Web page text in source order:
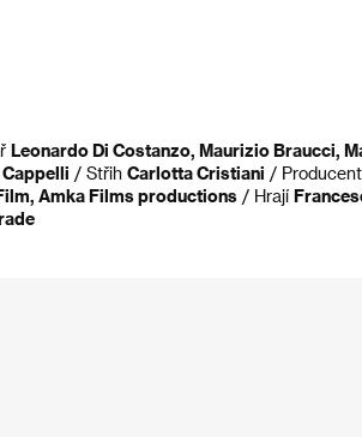
Leonardo Di Costanzo, Maurizio Braucci,
/ Střih Carlotta Cristiani / Producent
Amka Films productions / Hrají